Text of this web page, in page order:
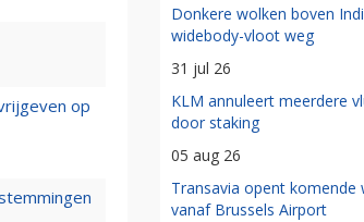
op
Donkere wolken boven
widebody-vloot weg
31 jul 26
KLM annuleert meerdere
door staking
05 aug 26
Transavia opent komende
vanaf Brussels Airport